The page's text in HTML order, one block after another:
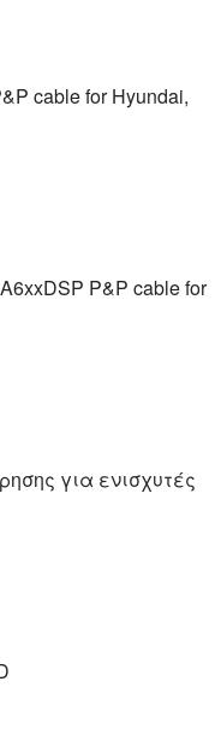
cable for Hyundai,
P&P cable for
για ενισχυτές